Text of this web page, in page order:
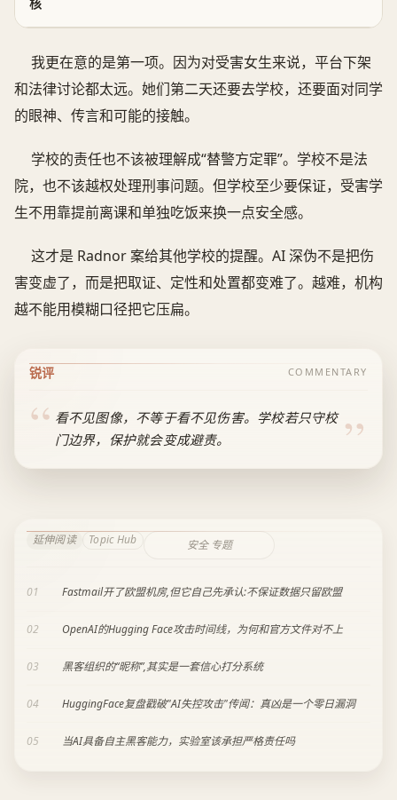
我更在意的是第一项。因为对受害女生来说，平台下架
和法律讨论都太远。她们第二天还要去学校，还要面对同学
的眼神、传言和可能的接触。
学校的责任也不该被理解成“替警方定罪”。学校不是法
院，也不该越权处理刑事问题。但学校至少要保证，受害学
生不用靠提前离课和单独吃饭来换一点安全感。
这才是 Radnor 案给其他学校的提醒。AI 深伪不是把伤
害变虚了，而是把取证、定性和处置都变难了。越难，机构
越不能用模糊口径把它压扁。
锐评 COMMENTARY
看不见图像，不等于看不见伤害。学校若只守校
门边界，保护就会变成避责。
延伸阅读 Topic Hub 安全 专题
01 Fastmail开了欧盟机房,但它自己先承认:不保证数据只留欧盟
02 OpenAI的Hugging Face攻击时间线，为何和官方文件对不上
03 黑客组织的“昵称”,其实是一套信心打分系统
04 HuggingFace复盘戳破"AI失控攻击"传闻：真凶是一个零日漏洞
05 当AI具备自主黑客能力，实验室该承担严格责任吗